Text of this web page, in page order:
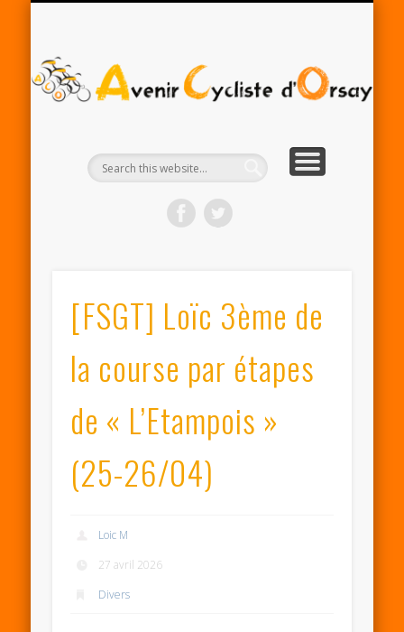
[FSGT] Loïc 3ème de
la course par étapes
de « L’Etampois »
(25-26/04)
Loic M
27 avril 2026
Divers